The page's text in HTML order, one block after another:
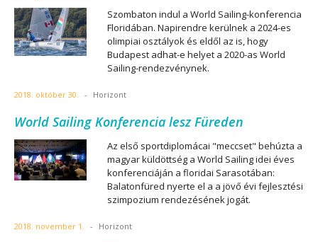
Szombaton indul a World Sailing-konferencia
Floridában. Napirendre kerülnek a 2024-es
olimpiai osztályok és eldől az is, hogy
Budapest adhat-e helyet a 2020-as World
Sailing-rendezvénynek.
2018. október 30. - Horizont
World Sailing Konferencia lesz Füreden
Az első sportdiplomácai "meccset" behúzta a
magyar küldöttség a World Sailing idei éves
konferenciáján a floridai Sarasotában:
Balatonfüred nyerte el a a jövő évi fejlesztési
szimpozium rendezésének jogát.
2018. november 1. - Horizont